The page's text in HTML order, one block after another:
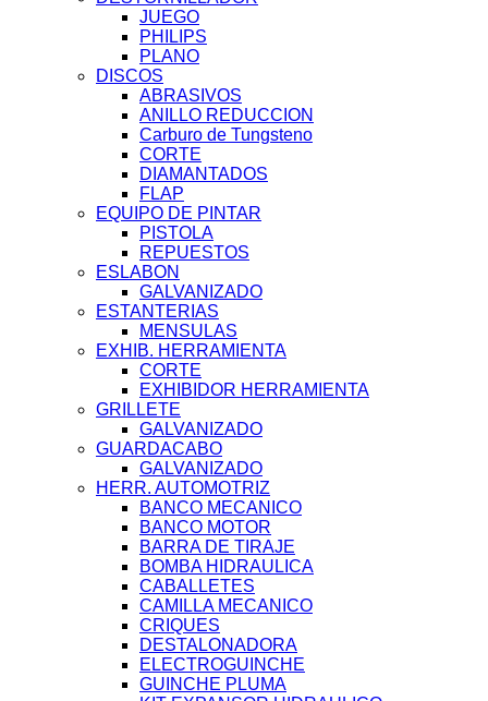
JUEGO
PHILIPS
PLANO
DISCOS
ABRASIVOS
ANILLO REDUCCION
Carburo de Tungsteno
CORTE
DIAMANTADOS
FLAP
EQUIPO DE PINTAR
PISTOLA
REPUESTOS
ESLABON
GALVANIZADO
ESTANTERIAS
MENSULAS
EXHIB. HERRAMIENTA
CORTE
EXHIBIDOR HERRAMIENTA
GRILLETE
GALVANIZADO
GUARDACABO
GALVANIZADO
HERR. AUTOMOTRIZ
BANCO MECANICO
BANCO MOTOR
BARRA DE TIRAJE
BOMBA HIDRAULICA
CABALLETES
CAMILLA MECANICO
CRIQUES
DESTALONADORA
ELECTROGUINCHE
GUINCHE PLUMA